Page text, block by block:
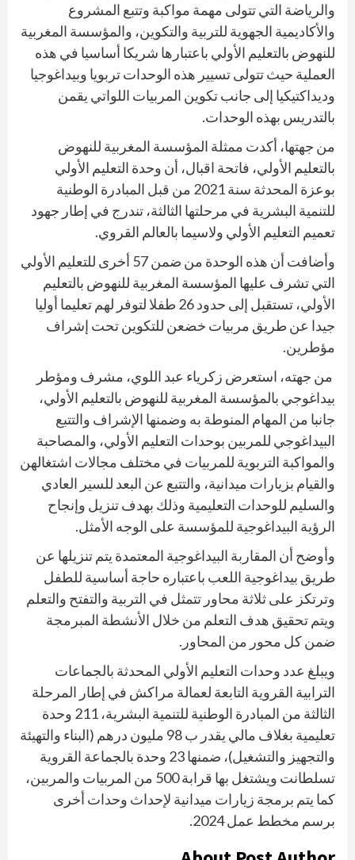
والرياضة التي تتولى مهمة مواكبة وتتبع المشروع
والأكاديمية الجهوية للتربية والتكوين، والمؤسسة المغربية
للنهوض بالتعليم الأولي باعتبارها شريكا أساسيا في هذه
العملية حيث تتولى تسيير هذه الوحدات تربويا وبيداغوجيا
وديداكتيكيا إلى جانب تكوين المربيات اللواتي يقمن
بالتدريس بهذه الوحدات.
من جهتها، أكدت ممثلة المؤسسة المغربية للنهوض
بالتعليم الأولي، فاتحة اقبال، أن وحدة التعليم الأولي
بوعزة المحدثة سنة 2021 من قبل المبادرة الوطنية
للتنمية البشرية في مرحلتها الثالثة، تندرج في إطار جهود
تعميم التعليم الأولي ولاسيما بالعالم القروي.
وأضافت أن هذه الوحدة من ضمن 57 أخرى للتعليم الأولي
التي تشرف عليها المؤسسة المغربية للنهوض بالتعليم
الأولي، تستقبل إلى حدود 26 طفلا لتوفر لهم تعليما أوليا
جيدا عن طريق مربيات خضعن للتكوين تحت إشراف
مؤطرين.
من جهته، استعرض زكرياء عبد اللوي، مشرف ومؤطر
بيداغوجي بالمؤسسة المغربية للنهوض بالتعليم الأولي،
جانبا من المهام المنوطة به وضمنها الإشراف والتتبع
البيداغوجي للمربين بوحدات التعليم الأولي، والمصاحبة
والمواكبة التربوية للمربيات في مختلف مجالات اشتغالهن
والقيام بزيارات ميدانية، والتتبع عن البعد للسير العادي
والسليم للوحدات التعليمية وذلك بهدف تنزيل وإنجاح
الرؤية البيداغوجية للمؤسسة على الوجه الأمثل.
وأوضح أن المقاربة البيداغوجية المعتمدة يتم تنزيلها عن
طريق بيداغوجية اللعب باعتباره حاجة أساسية للطفل
وترتكز على ثلاثة محاور تتمثل في التربية والتفتح والتعلم
ويتم تحقيق هدف التعلم من خلال الأنشطة المبرمجة
ضمن كل محور من المحاور.
ويبلغ عدد وحدات التعليم الأولي المحدثة بالجماعات
الترابية القروية التابعة لعمالة مراكش في إطار المرحلة
الثالثة من المبادرة الوطنية للتنمية البشرية، 211 وحدة
تعليمية بغلاف مالي يقدر ب 98 مليون درهم (البناء والتهيئة
والتجهيز والتشغيل)، ضمنها 23 وحدة بالجماعة القروية
تسلطانت ويشتغل بها قرابة 500 من المربيات والمربين،
كما يتم برمجة زيارات ميدانية لإحداث وحدات أخرى
برسم مخطط عمل 2024.